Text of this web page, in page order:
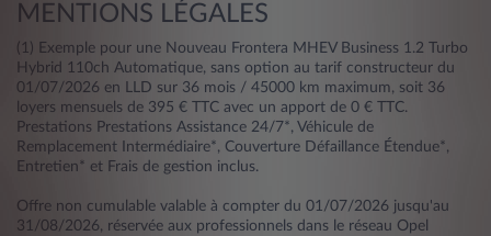
MENTIONS LÉGALES
(1) Exemple pour une Nouveau Frontera MHEV Business 1.2 Turbo
Hybrid 110ch Automatique, sans option au tarif constructeur du
01/07/2026 en LLD sur 36 mois / 45000 km maximum, soit 36
loyers mensuels de 395 € TTC avec un apport de 0 € TTC.
Prestations Prestations Assistance 24/7*, Véhicule de
Remplacement Intermédiaire*, Couverture Défaillance Étendue*,
Entretien* et Frais de gestion inclus.
Offre non cumulable valable à compter du 01/07/2026 jusqu'au
31/08/2026, réservée aux professionnels dans le réseau Opel